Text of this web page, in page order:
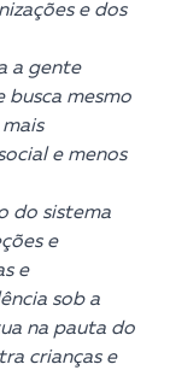
e dos
a gente
busca mesmo
e menos
do sistema
e
e
sob a
na pauta do
crianças e